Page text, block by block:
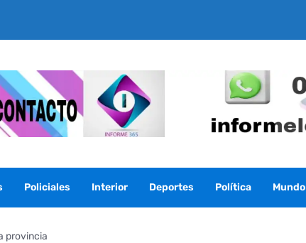
Policiales Interior Deportes Política Mundo
provincia